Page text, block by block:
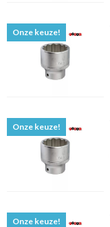
Onze keuze!
Onze keuze!
Onze keuze!